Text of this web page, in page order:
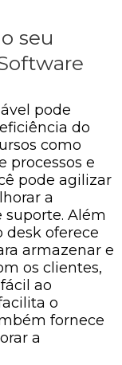
seu
pode
do
como
processos e
pode agilizar
a
Além
desk oferece
armazenar e
os clientes,
ao
o
fornece
a